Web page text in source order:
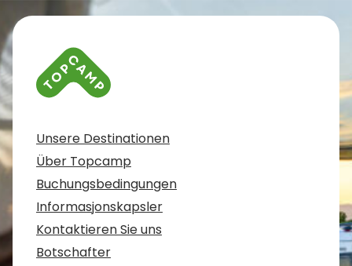
Kontaktinformationen und Impressum
Unsere Destinationen
Über Topcamp
Buchungsbedingungen
Informasjonskapsler
Kontaktieren Sie uns
Botschafter